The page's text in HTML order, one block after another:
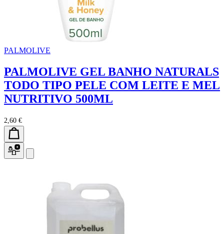
PALMOLIVE
PALMOLIVE GEL BANHO NATURALS
TODO TIPO PELE COM LEITE E MEL
NUTRITIVO 500ML
2,60 €